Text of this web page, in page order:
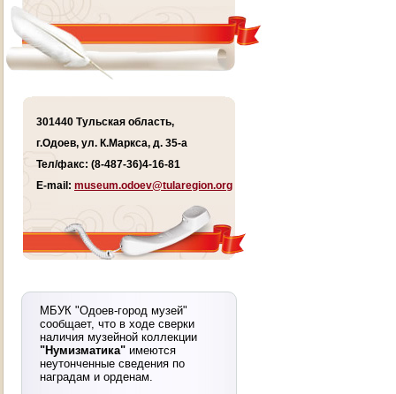
301440 Тульская область,
г.Одоев, ул. К.Маркса, д. 35-а
Тел/факс: (8-487-36)4-16-81
E-mail: museum.odoev@tularegion.org
МБУК "Одоев-город музей"
сообщает, что в ходе сверки
наличия музейной коллекции
"Нумизматика" имеются
неутонченные сведения по
наградам и орденам.